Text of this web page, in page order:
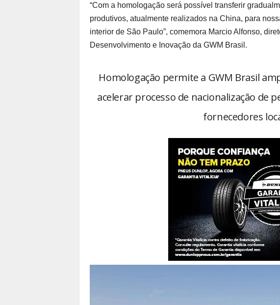
“Com a homologação será possível transferir
produtivos, atualmente realizados na China, para
interior de São Paulo”, comemora Marcio Alfonso,
Desenvolvimento e Inovação da GWM Brasil.
Homologação permite a GWM Brasil
acelerar processo de nacionalização de
fornecedores